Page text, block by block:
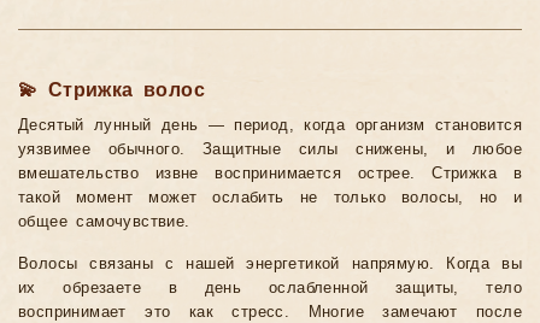
💫 Стрижка волос
Десятый лунный день — период, когда организм становится
уязвимее обычного. Защитные силы снижены, и любое
вмешательство извне воспринимается острее. Стрижка в
такой момент может ослабить не только волосы, но и
общее самочувствие.
Волосы связаны с нашей энергетикой напрямую. Когда вы
их обрезаете в день ослабленной защиты, тело
воспринимает это как стресс. Многие замечают после